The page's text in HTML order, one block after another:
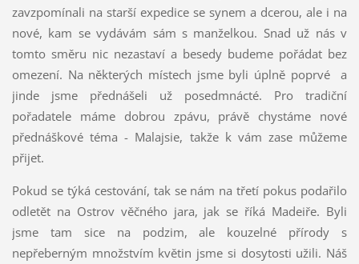
zavzpomínali na starší expedice se synem a dcerou, ale i na
nové, kam se vydávám sám s manželkou. Snad už nás v
tomto směru nic nezastaví a besedy budeme pořádat bez
omezení. Na některých místech jsme byli úplně poprvé a
jinde jsme přednášeli už posedmnácté. Pro tradiční
pořadatele máme dobrou zpávu, právě chystáme nové
přednáškové téma - Malajsie, takže k vám zase můžeme
přijet.
Pokud se týká cestování, tak se nám na třetí pokus podařilo
odletět na Ostrov věčného jara, jak se říká Madeiře. Byli
jsme tam sice na podzim, ale kouzelné přírody s
nepřeberným množstvím květin jsme si dosytosti užili. Náš